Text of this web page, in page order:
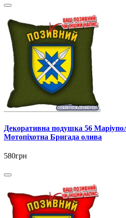
Декоративна подушка 56
Мотопіхотна Бригада олива
580грн